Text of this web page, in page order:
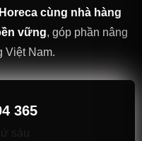
cùng nhà hàng
vững, góp phần nâng
Việt Nam.
365
sáu